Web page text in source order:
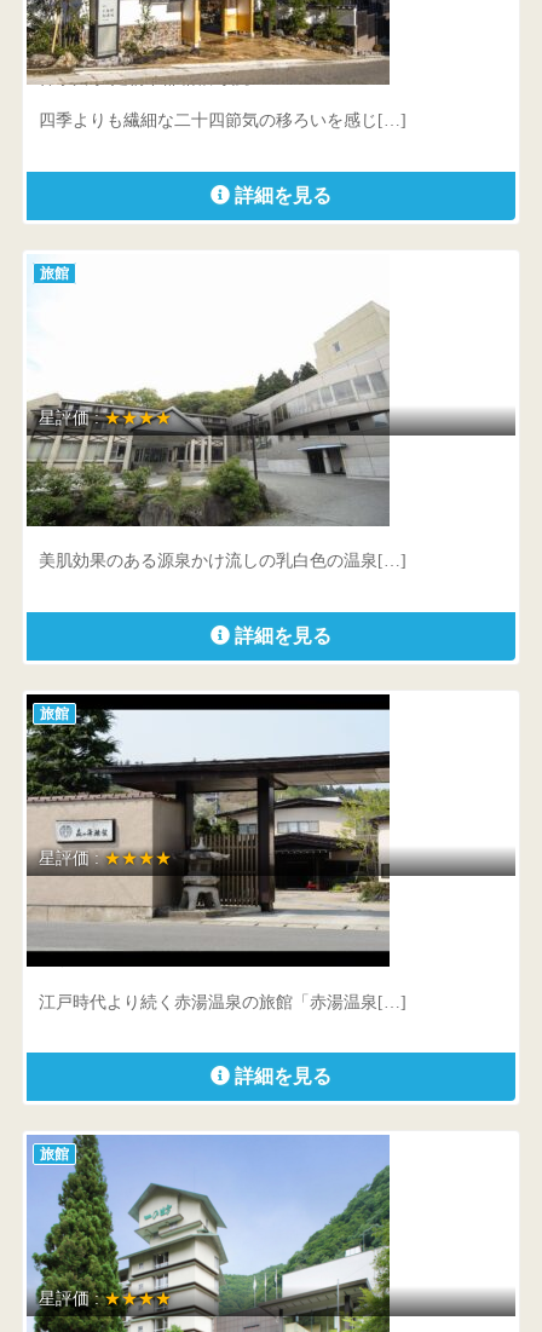
強羅温泉 雪月花別邸 翠雲
神奈川県 足柄下郡箱根町強羅1300-61
四季よりも繊細な二十四節気の移ろいを感じ[…]
詳細を見る
旅館
星評価 :★★★★
八右衛門の湯 蔵王国際ホテル
山形県 山形市蔵王温泉933
美肌効果のある源泉かけ流しの乳白色の温泉[…]
詳細を見る
旅館
星評価 :★★★★
赤湯温泉 森の湯
山形県 南陽市赤湯548
江戸時代より続く赤湯温泉の旅館「赤湯温泉[…]
詳細を見る
旅館
星評価 :★★★★